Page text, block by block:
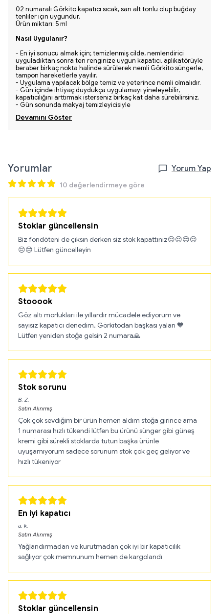
02 numaralı Görkito kapatıcı sıcak, sarı alt tonlu olup buğday
tenliler için uygundur.
Ürün miktarı: 5 ml
Nasıl Uygulanır?
- En iyi sonucu almak için; temizlenmiş cilde, nemlendirici
uyguladıktan sonra ten renginize uygun kapatıcı, aplikatörüyle
beraber birkaç nokta halinde sürülerek nemli Görkito süngerle,
tampon hareketlerle yayılır.
- Uygulama yapılacak bölge temiz ve yeterince nemli olmalıdır.
- Gün içinde ihtiyaç duydukça uygulamayı yineleyebilir,
kapatıcılığını arttırmak isterseniz birkaç kat daha sürebilirsiniz.
- Gün sonunda makyaj temizleyicisiyle
Devamını Göster
Yorumlar Yorum Yap
10 değerlendirmeye göre
Stoklar güncellensin
Biz fondöteni de çıksın derken siz stok kapattınız😔😔😔😔
😔😔 Lütfen güncelleyin
Stooook
Göz altı morlukları ile yıllardır mücadele ediyorum ve
sayısız kapatıcı denedim. Görkitodan başkası yalan 🧡
Lütfen yeniden stoğa gelsin 2 numara🙏
Stok sorunu
B. Z.
Satın Alınmış
Çok çok sevdiğim bir ürün hemen aldım stoğa girince ama
1 numarası hızlı tükendi lütfen bu ürünü sünger gibi güneş
kremi gibi sürekli stoklarda tutun başka ürünle
uyuşamıyorum sadece sorunum stok çok geç geliyor ve
hızlı tükeniyor
En iyi kapatıcı
a. k.
Satın Alınmış
Yağlandırmadan ve kurutmadan çok iyi bir kapatıcılık
sağlıyor çok memnunum hemen de kargolandı
Stoklar güncellensin